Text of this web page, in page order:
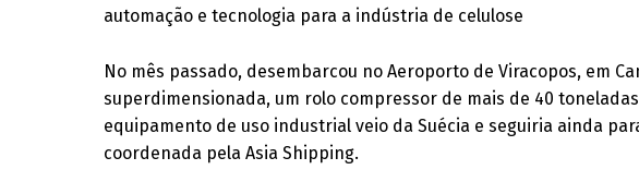
automação e tecnologia para a indústria de celulose
No mês passado, desembarcou no Aeroporto de Viracopos, em
superdimensionada, um rolo compressor de mais de 40
equipamento de uso industrial veio da Suécia e seguiria ainda
coordenada pela Asia Shipping.